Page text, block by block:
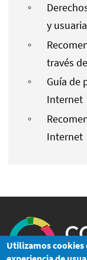
y
través
Guía de
Internet
Internet
Redes sociales y Feeds
Utilizamos cookies